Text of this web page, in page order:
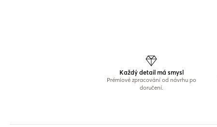
Každý detail má smysl
Prémiové zpracování od návrhu po
doručení.